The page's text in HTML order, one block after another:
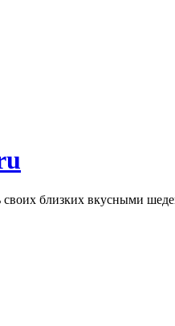
своих близких вкусными